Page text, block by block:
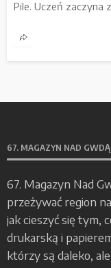
Pile. Uczeń zaczyna
67. MAGAZYN NAD
67. Magazyn Nad
przeżywać region
jak cieszyć się tym,
drukarską i
którzy są daleko,